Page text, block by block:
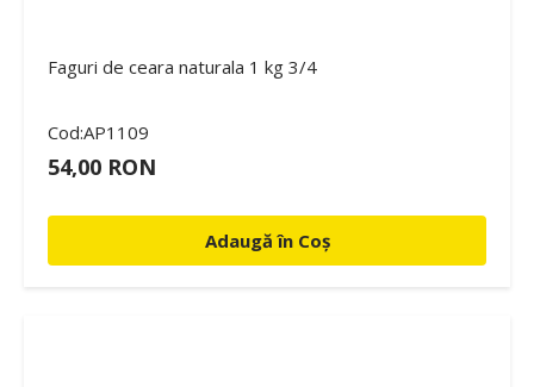
Faguri de ceara naturala 1 kg 3/4
Cod:AP1109
54,00 RON
Adaugă în Coș